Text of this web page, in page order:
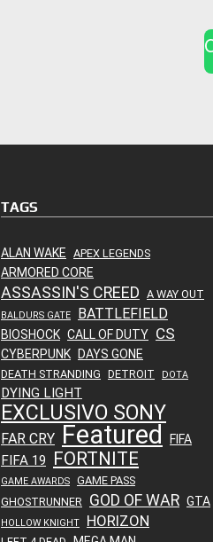
TAGS
ALAN WAKE APEX LEGENDS
ARMORED CORE
ASSASSIN'S CREED A WAY OUT
BALDURS GATE BATTLEFIELD
BIOSHOCK CALL OF DUTY CS
CYBERPUNK DAYS GONE
DEATH STRANDING DETROIT DOTA
DYING LIGHT
EXCLUSIVO SONY
FAR CRY Featured FIFA
FIFA 19 FORTNITE
GAME AWARDS
GAME PASS
GHOSTRUNNER GOD OF WAR GTA
HOLLOW KNIGHT HORIZON